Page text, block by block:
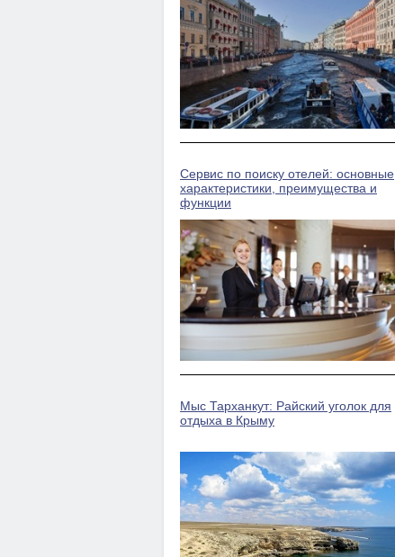
Сервис по поиску отелей: основные
характеристики, преимущества и
функции
Мыс Тарханкут: Райский уголок для
отдыха в Крыму